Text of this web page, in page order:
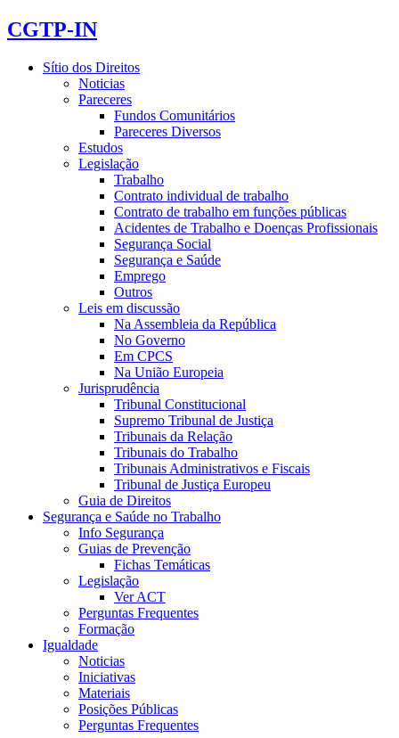
CGTP-IN
Sítio dos Direitos
Noticias
Pareceres
Fundos Comunitários
Pareceres Diversos
Estudos
Legislação
Trabalho
Contrato individual de trabalho
Contrato de trabalho em funções públicas
Acidentes de Trabalho e Doenças Profissionais
Segurança Social
Segurança e Saúde
Emprego
Outros
Leis em discussão
Na Assembleia da República
No Governo
Em CPCS
Na União Europeia
Jurisprudência
Tribunal Constitucional
Supremo Tribunal de Justiça
Tribunais da Relação
Tribunais do Trabalho
Tribunais Administrativos e Fiscais
Tribunal de Justiça Europeu
Guia de Direitos
Segurança e Saúde no Trabalho
Info Segurança
Guias de Prevenção
Fichas Temáticas
Legislação
Ver ACT
Perguntas Frequentes
Formação
Igualdade
Noticias
Iniciativas
Materiais
Posições Públicas
Perguntas Frequentes